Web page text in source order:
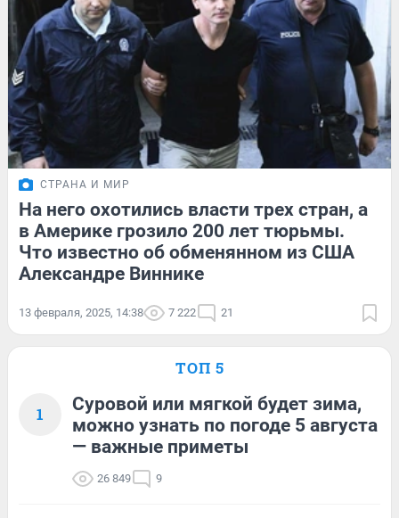
СТРАНА И МИР
На него охотились власти трех стран, а
в Америке грозило 200 лет тюрьмы.
Что известно об обменянном из США
Александре Виннике
13 февраля, 2025, 14:38 7 222 21
ТОП 5
1
Суровой или мягкой будет зима,
можно узнать по погоде 5 августа
— важные приметы
26 849 9